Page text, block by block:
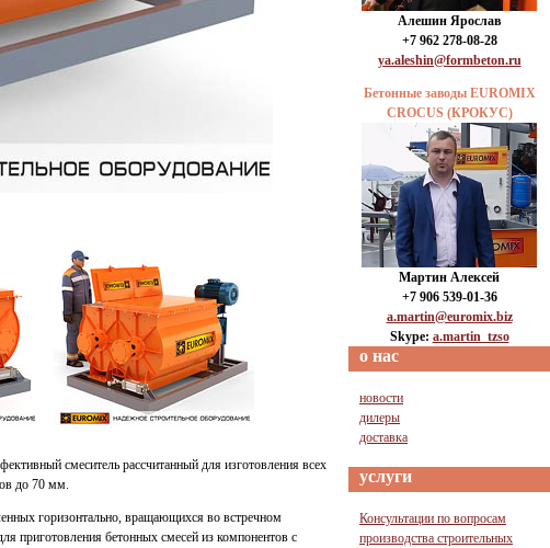
смеситель рассчитанный для изготовления всех
до 70 мм.
горизонтально, вращающихся во встречном
приготовления бетонных смесей из компонентов с
Алешин Ярослав
+7 962 278-08-28
ya.aleshin@formbeton.ru
Бетонные заводы EUROMIX
CROCUS (КРОКУС)
Мартин Алексей
+7 906 539-01-36
a.martin@euromix.biz
Skype: a.martin_tzso
о нас
новости
дилеры
доставка
услуги
Консультации по вопросам
производства строительных